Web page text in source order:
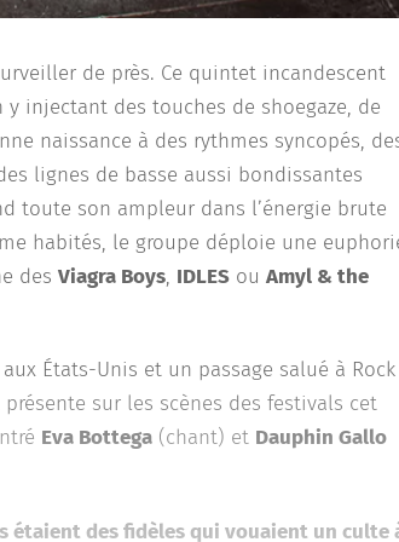
de près. Ce quintet incandescent
injectant des touches de shoegaze, de
naissance à des rythmes syncopés,
lignes de basse aussi bondissantes
toute son ampleur dans l’énergie brute
habités, le groupe déploie une
des Viagra Boys, IDLES ou Amyl & the
États-Unis et un passage salué à Rock
sur les scènes des festivals cet
Eva Bottega (chant) et Dauphin Gallo
étaient des fidèles qui vouaient un culte